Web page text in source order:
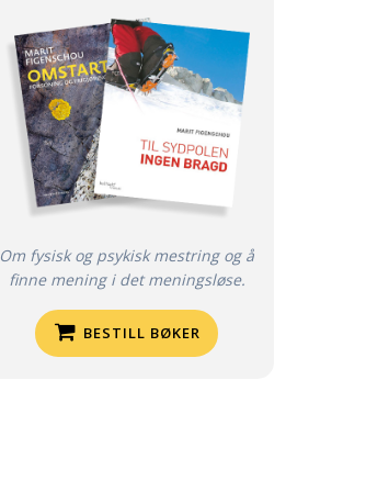
Om fysisk og psykisk mestring og å
finne mening i det meningsløse.
BESTILL BØKER